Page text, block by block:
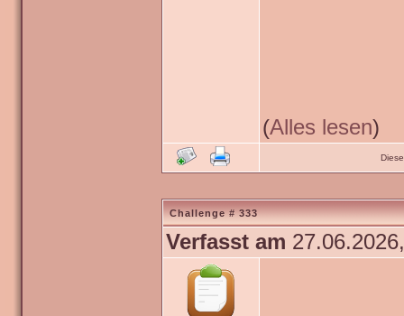
(Alles lesen)
Challenge # 333
Verfasst am